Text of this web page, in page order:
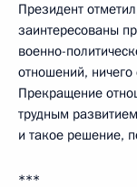
Президент
заинтересованы
военно-
отношений, ничего
Прекращение
трудным
и такое решение,
***